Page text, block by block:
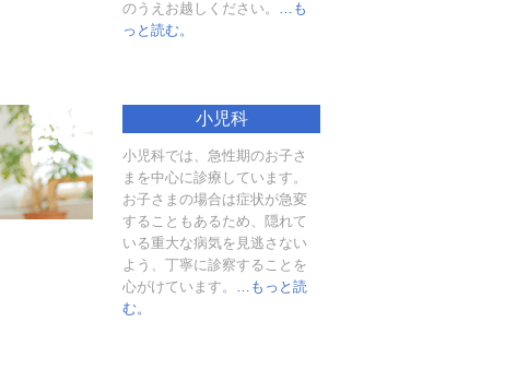
のうえお越しください。
…も
っと読む。
小児科
小児科では、急性期のお子さ
まを中心に診療しています。
お子さまの場合は症状が急変
することもあるため、隠れて
いる重大な病気を見逃さない
よう、丁寧に診察することを
心がけています。
…もっと読
む。